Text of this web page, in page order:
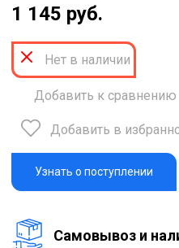
1 145 руб.
Нет в наличии
Добавить к сравнению
Добавить в
Узнать о поступлении
Cамовывоз и